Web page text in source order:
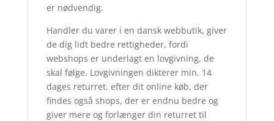
er nødvendig.
Handler du varer i en dansk webbutik, giver
de dig lidt bedre rettigheder, fordi
webshops er underlagt en lovgivning, de
skal følge. Lovgivningen dikterer min. 14
dages returret. efter dit online køb, der
findes også shops, der er endnu bedre og
giver mere og forlænger din returret til